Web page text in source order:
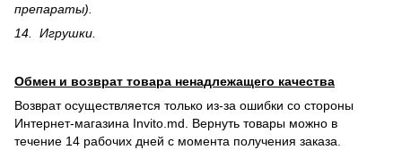
препараты).
14. Игрушки.
Обмен и возврат товара ненадлежащего качества
Возврат осуществляется только из-за ошибки со стороны
Интернет-магазина Invito.md. Вернуть товары можно в
течение 14 рабочих дней с момента получения заказа.